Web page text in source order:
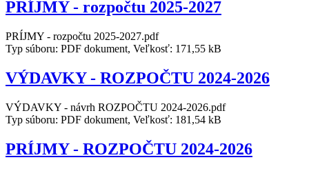
PRÍJMY - rozpočtu 2025-2027
PRÍJMY - rozpočtu 2025-2027.pdf
Typ súboru: PDF dokument, Veľkosť: 171,55 kB
VÝDAVKY - ROZPOČTU 2024-2026
VÝDAVKY - návrh ROZPOČTU 2024-2026.pdf
Typ súboru: PDF dokument, Veľkosť: 181,54 kB
PRÍJMY - ROZPOČTU 2024-2026